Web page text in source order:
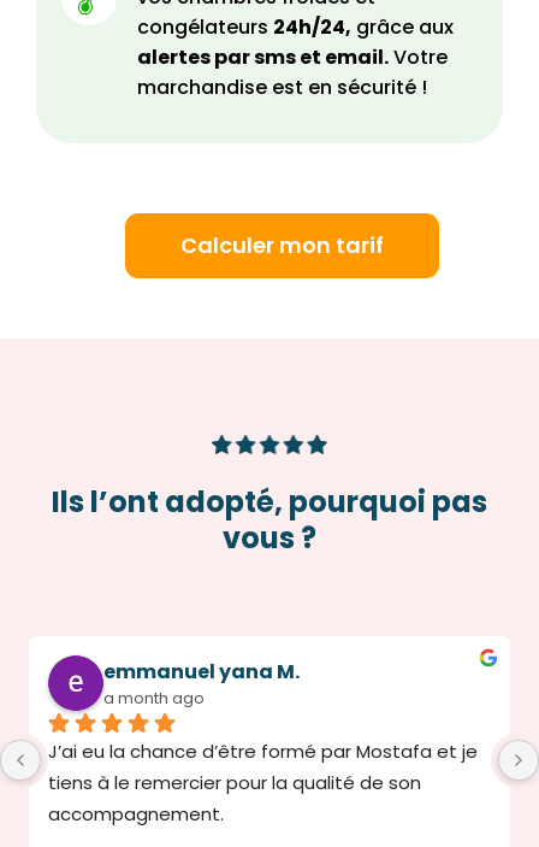
congélateurs 24h/24, grâce aux
alertes par sms et email.Votre
marchandise est en sécurité !
Calculer mon tarif
Ils l’ont adopté, pourquoi pas
vous ?
emmanuel yana M.
a month ago
J’ai eu la chance d’être formé par Mostafa et je
tiens à le remercier pour la qualité de son
accompagnement.